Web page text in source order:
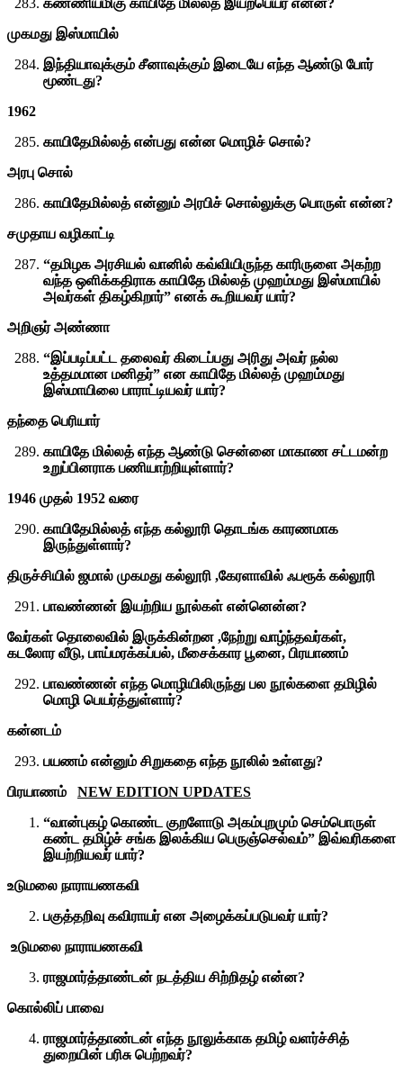
கண்ணியமிகு காயிதே மில்லத் இயற்பெயர் என்ன?
முகமது இஸ்மாயில்
இந்தியாவுக்கும் சீனாவுக்கும் இடையே எந்த ஆண்டு போர்
மூண்டது?
1962
காயிதேமில்லத் என்பது என்ன மொழிச் சொல்?
அரபு சொல்
காயிதேமில்லத் என்னும் அரபிச் சொல்லுக்கு பொருள் என்ன?
சமுதாய வழிகாட்டி
“தமிழக அரசியல் வானில் கவ்வியிருந்த காரிருளை அகற்ற
வந்த ஒளிக்கதிராக காயிதே மில்லத் முஹம்மது இஸ்மாயில்
அவர்கள் திகழ்கிறார்” எனக் கூறியவர் யார்?
அறிஞர் அண்ணா
“இப்படிப்பட்ட தலைவர் கிடைப்பது அரிது அவர் நல்ல
உத்தமமான மனிதர்” என காயிதே மில்லத் முஹம்மது
இஸ்மாயிலை பாராட்டியவர் யார்?
தந்தை பெரியார்
காயிதே மில்லத் எந்த ஆண்டு சென்னை மாகாண சட்டமன்ற
உறுப்பினராக பணியாற்றியுள்ளார்?
1946 முதல் 1952 வரை
காயிதேமில்லத் எந்த கல்லூரி தொடங்க காரணமாக
இருந்துள்ளார்?
திருச்சியில் ஜமால் முகமது கல்லூரி ,கேரளாவில் ஃபரூக் கல்லூரி
பாவண்ணன் இயற்றிய நூல்கள் என்னென்ன?
வேர்கள் தொலைவில் இருக்கின்றன ,நேற்று வாழ்ந்தவர்கள்,
கடலோர வீடு, பாய்மரக்கப்பல், மீசைக்கார பூனை, பிரயாணம்
பாவண்ணன் எந்த மொழியிலிருந்து பல நூல்களை தமிழில்
மொழி பெயர்த்துள்ளார்?
கன்னடம்
பயணம் என்னும் சிறுகதை எந்த நூலில் உள்ளது?
பிரயாணம்
NEW EDITION UPDATES
“வான்புகழ் கொண்ட குறளோடு அகம்புறமும் செம்பொருள்
கண்ட தமிழ்ச் சங்க இலக்கிய பெருஞ்செல்வம்” இவ்வரிகளை
இயற்றியவர் யார்?
உடுமலை நாராயணகவி
பகுத்தறிவு கவிராயர் என அழைக்கப்படுபவர் யார்?
உடுமலை நாராயணகவி
ராஜமார்த்தாண்டன் நடத்திய சிற்றிதழ் என்ன?
கொல்லிப் பாவை
ராஜமார்த்தாண்டன் எந்த நூலுக்காக தமிழ் வளர்ச்சித்
துறையின் பரிசு பெற்றவர்?